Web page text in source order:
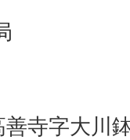
寺字大川